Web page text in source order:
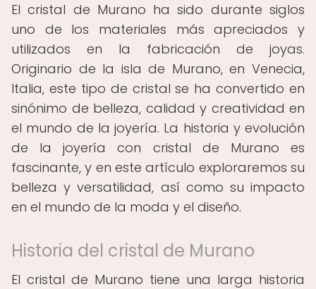
El cristal de Murano ha sido durante siglos
uno de los materiales más apreciados y
utilizados en la fabricación de joyas.
Originario de la isla de Murano, en Venecia,
Italia, este tipo de cristal se ha convertido en
sinónimo de belleza, calidad y creatividad en
el mundo de la joyería. La historia y evolución
de la joyería con cristal de Murano es
fascinante, y en este artículo exploraremos su
belleza y versatilidad, así como su impacto
en el mundo de la moda y el diseño.
Historia del cristal de Murano
El cristal de Murano tiene una larga historia